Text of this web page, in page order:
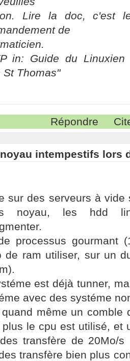
Lire la doc, c'est
de
in: Guide du Linuxien
St Thomas"
Répondre
intempestifs lors
sur des serveurs à
noyau, les hdd
processus gourmant
de ram utiliser, sur un
est déjà tunner,
avec des systéme
quand même un comble
plus le cpu est utilisé, et
transfère de 20Mo/
transfère bien plus